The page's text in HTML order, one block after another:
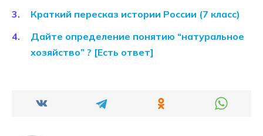
Краткий пересказ истории России (7 класс)
Дайте определение понятию “натуральное
хозяйство” ? [Есть ответ]